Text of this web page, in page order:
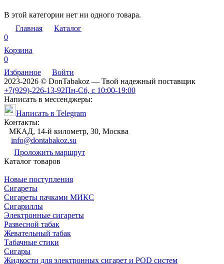
В этой категории нет ни одного товара.
Главная
Каталог
0
Корзина
0
Избранное
Войти
2023-2026 © DonTabakoz — Твой надежный поставщик
+7(929)-226-13-92Пн-Сб, с 10:00-19:00
Написать в мессенджеры:
Написать в Telegram
Контакты:
МКАД, 14-й километр, 30, Москва
info@dontabakoz.su
Проложить маршрут
Каталог товаров
Новые поступления
Сигареты
Сигареты пачками МИКС
Сигариллы
Электронные сигареты
Развесной табак
Жевательный табак
Табачные стики
Сигары
Жидкости для электронных сигарет и POD систем